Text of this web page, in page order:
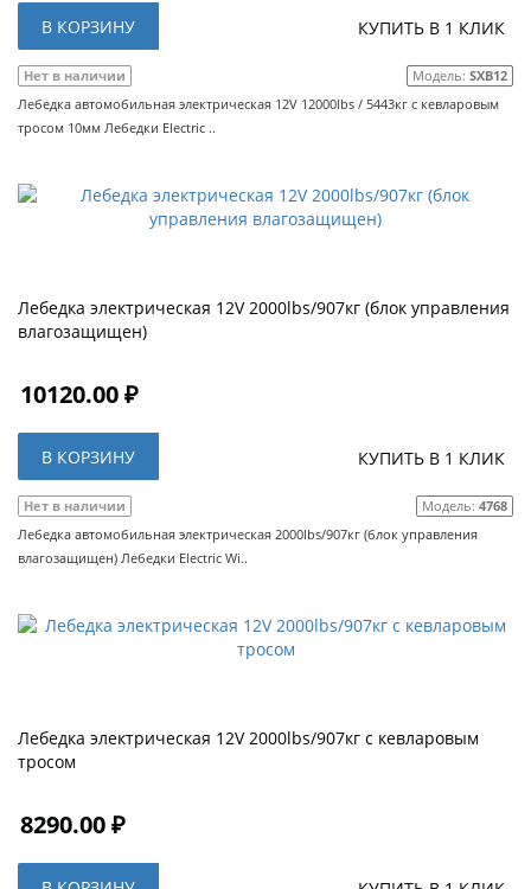
В КОРЗИНУ КУПИТЬ В 1 КЛИК
Нет в наличии Модель: SXB12
Лебедка автомобильная электрическая 12V 12000lbs / 5443кг с кевларовым
тросом 10мм Лебедки Electric ..
Лебедка электрическая 12V 2000lbs/907кг (блок управления
влагозащищен)
10120.00 ₽
В КОРЗИНУ КУПИТЬ В 1 КЛИК
Нет в наличии Модель: 4768
Лебедка автомобильная электрическая 2000lbs/907кг (блок управления
влагозащищен) Лебедки Electric Wi..
Лебедка электрическая 12V 2000lbs/907кг с кевларовым
тросом
8290.00 ₽